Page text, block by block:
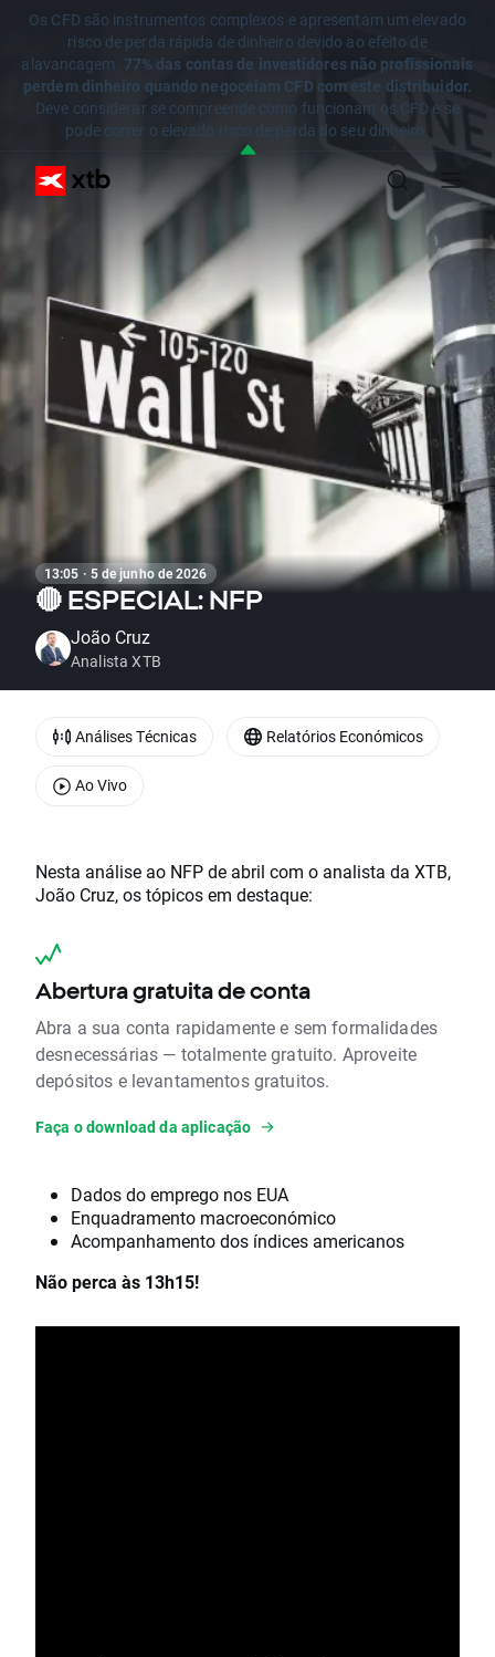
Os CFD são instrumentos complexos e apresentam um elevado
risco de perda rápida de dinheiro devido ao efeito de
alavancagem. 77% das contas de investidores não profissionais
perdem dinheiro quando negoceiam CFD com este distribuidor.
Deve considerar se compreende como funcionam os CFD e se
pode correr o elevado risco de perda do seu dinheiro.
13:05 · 5 de junho de 2026
🔴 ESPECIAL: NFP
João Cruz
Analista XTB
Nesta análise ao NFP de abril com o analista da XTB,
João Cruz, os tópicos em destaque:
Abertura gratuita de conta
Abra a sua conta rapidamente e sem formalidades
desnecessárias — totalmente gratuito. Aproveite
depósitos e levantamentos gratuitos.
Faça o download da aplicação
Dados do emprego nos EUA
Enquadramento macroeconómico
Acompanhamento dos índices americanos
Não perca às 13h15!
Análises Técnicas Relatórios Económicos
Ao Vivo